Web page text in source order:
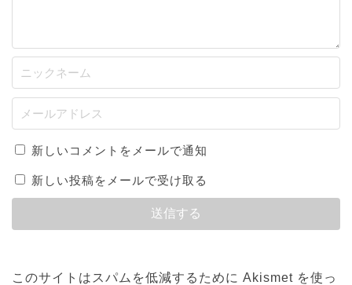
新しいコメントをメールで通知
新しい投稿をメールで受け取る
このサイトはスパムを低減するために Akismet を使っ